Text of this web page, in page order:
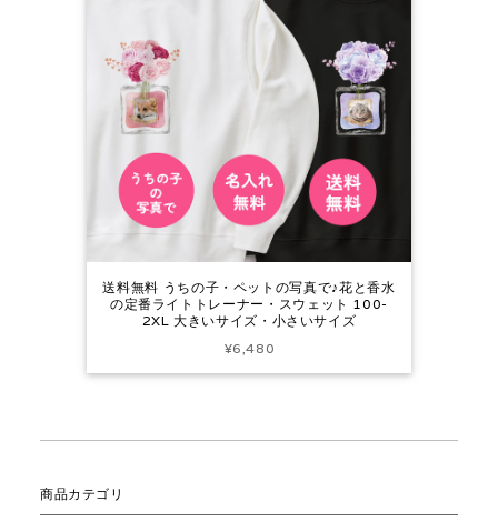
送料無料 うちの子・ペットの写真で♪花と香水
の定番ライトトレーナー・スウェット 100-
2XL 大きいサイズ・小さいサイズ
¥6,480
商品カテゴリ